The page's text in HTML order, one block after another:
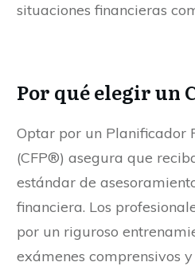
situaciones financieras
Por qué elegir un
Optar por un Planificador
(CFP®) asegura que
estándar de
financiera. Los
por un riguroso
exámenes comprensivos